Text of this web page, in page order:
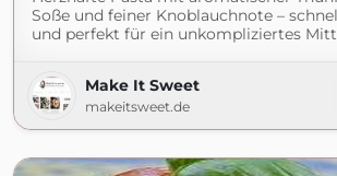
Soße und feiner Knoblauchnote –
und perfekt für ein unkompliziertes
Make It Sweet
makeitsweet.de